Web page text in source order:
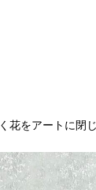
花をアートに閉